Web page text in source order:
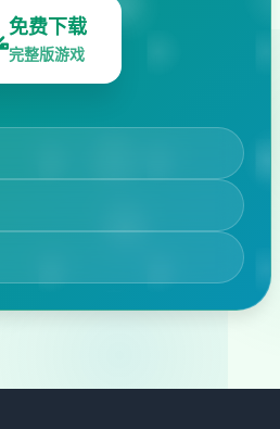
免费下载
完整版游戏